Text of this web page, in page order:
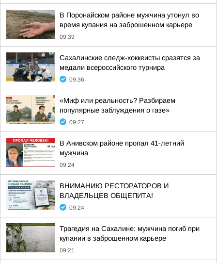
В Поронайском районе мужчина утонул во
время купания на заброшенном карьере
09:39
Сахалинские следж-хоккеисты сразятся за
медали всероссийского турнира
09:36
«Миф или реальность? Разбираем
популярные заблуждения о газе»
09:27
В Анивском районе пропал 41-летний
мужчина
09:24
ВНИМАНИЮ РЕСТОРАТОРОВ И
ВЛАДЕЛЬЦЕВ ОБЩЕПИТА!
09:24
Трагедия на Сахалине: мужчина погиб при
купании в заброшенном карьере
09:21